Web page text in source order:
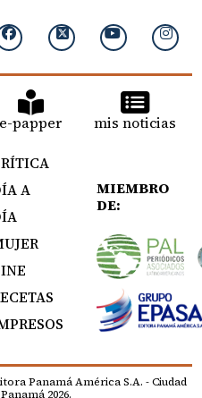
e-papper mis noticias
A
MIEMBRO
DE:
Panamá América S.A. - Ciudad
2026.